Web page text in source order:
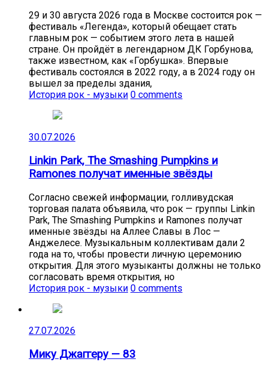
29 и 30 августа 2026 года в Москве состоится рок —
фестиваль «Легенда», который обещает стать
главным рок — событием этого лета в нашей
стране. Он пройдёт в легендарном ДК Горбунова,
также известном, как «Горбушка». Впервые
фестиваль состоялся в 2022 году, а в 2024 году он
вышел за пределы здания,
История рок - музыки 0 comments
30.07.2026
Linkin Park, The Smashing Pumpkins и
Ramones получат именные звёзды
Согласно свежей информации, голливудская
торговая палата объявила, что рок — группы Linkin
Park, The Smashing Pumpkins и Ramones получат
именные звёзды на Аллее Славы в Лос —
Анджелесе. Музыкальным коллективам дали 2
года на то, чтобы провести личную церемонию
открытия. Для этого музыканты должны не только
согласовать время открытия, но
История рок - музыки 0 comments
27.07.2026
Мику Джаггеру — 83